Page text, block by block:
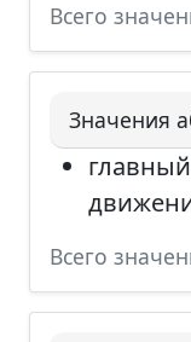
Всего
Значения
Всего